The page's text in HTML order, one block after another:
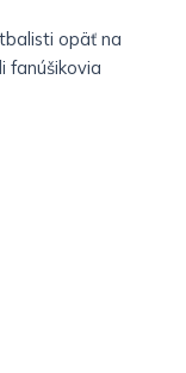
opäť na
fanúšikovia